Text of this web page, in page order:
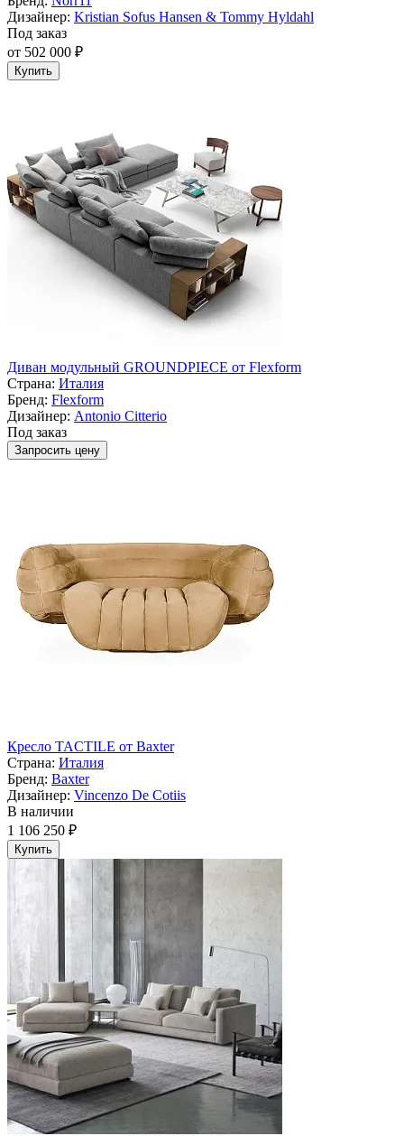
Дизайнер: Kristian Sofus Hansen & Tommy Hyldahl
Под заказ
от 502 000 ₽
Купить
Диван модульный GROUNDPIECE от Flexform
Страна: Италия
Бренд: Flexform
Дизайнер: Antonio Citterio
Под заказ
Запросить цену
Кресло TACTILE от Baxter
Страна: Италия
Бренд: Baxter
Дизайнер: Vincenzo De Cotiis
В наличии
1 106 250 ₽
Купить